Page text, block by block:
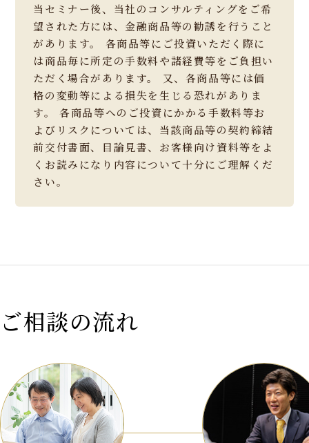
当セミナー後、当社のコンサルティングをご希
望された方には、金融商品等の勧誘を行うこと
があります。 各商品等にご投資いただく際に
は商品毎に所定の手数料や諸経費等をご負担い
ただく場合があります。 又、各商品等には価
格の変動等による損失を生じる恐れがありま
す。 各商品等へのご投資にかかる手数料等お
よびリスクについては、当該商品等の契約締結
前交付書面、目論見書、お客様向け資料等をよ
くお読みになり内容について十分にご理解くだ
さい。
ご相談の流れ